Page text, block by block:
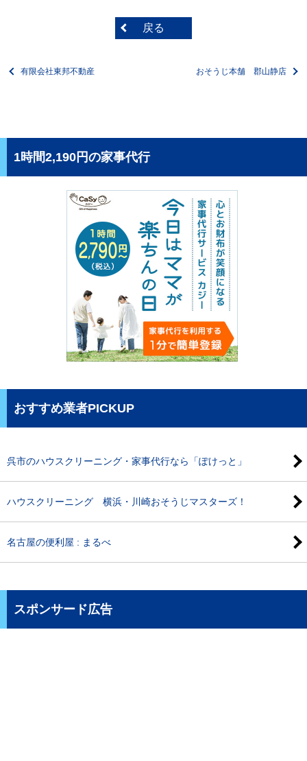
戻る
有限会社東邦不動産 おそうじ本舗 郡山静店
1時間2,190円の家事代行
おすすめ業者PICKUP
呉市のハウスクリーニング・家事代行なら「ぽけっと」
ハウスクリーニング 横浜・川崎おそうじマスターズ！
名古屋の便利屋 : まるべ
スポンサード広告